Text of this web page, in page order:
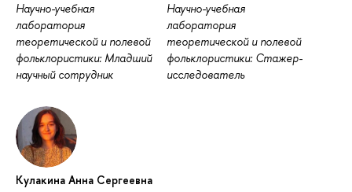
Научно-учебная
лаборатория
теоретической и полевой
фольклористики: Младший
научный сотрудник
Научно-учебная
лаборатория
теоретической и полевой
фольклористики: Стажер-
исследователь
Кулакина Анна Сергеевна